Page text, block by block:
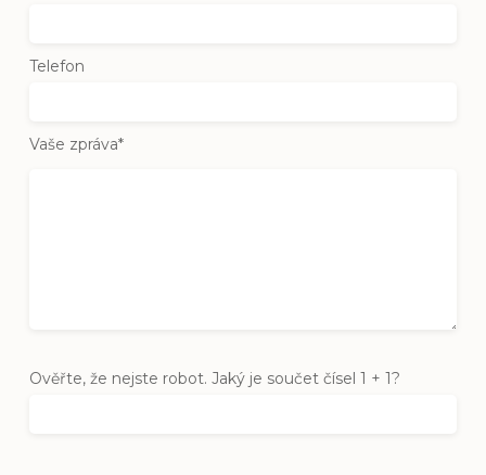
Telefon
Vaše zpráva*
Ověřte, že nejste robot. Jaký je součet čísel 1 + 1?